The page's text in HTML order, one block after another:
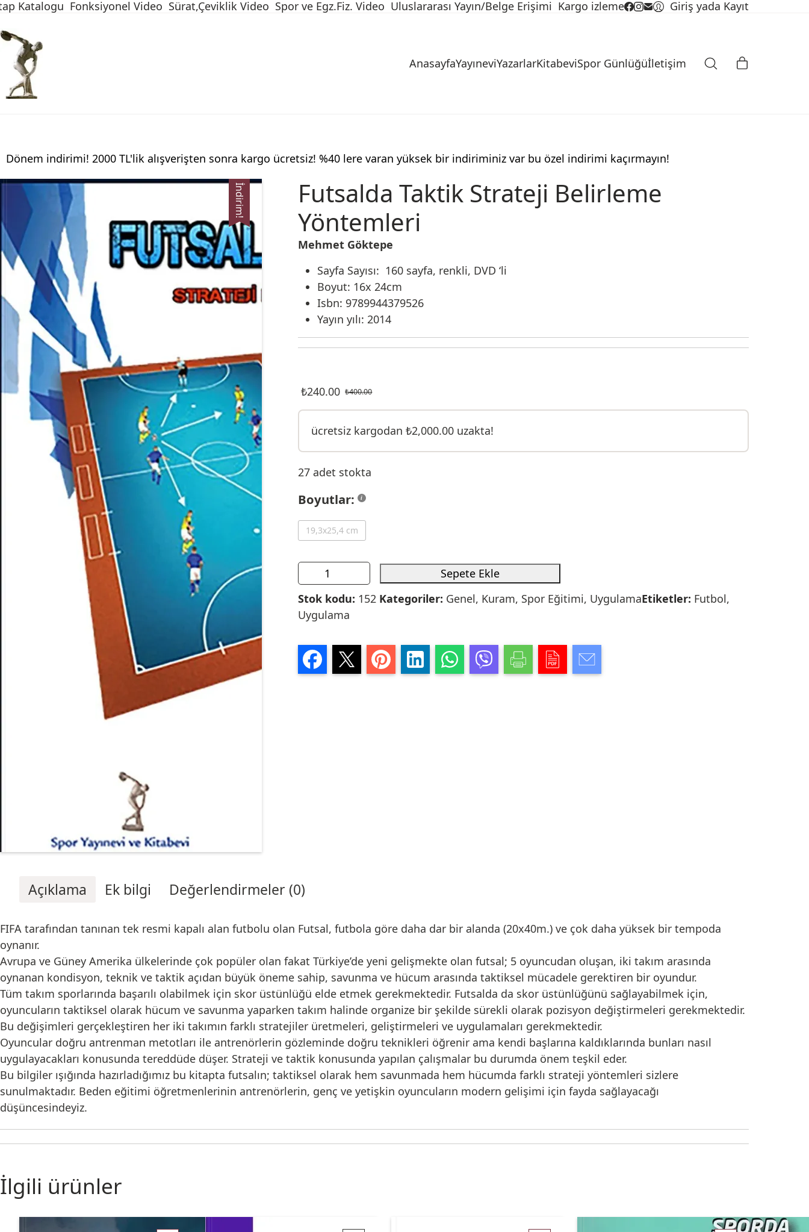
Katalogu Fonksiyonel Video Sürat,Çeviklik Video Spor ve Egz.Fiz. Video Uluslararası Yayın/Belge Erişimi Kargo izleme Giriş yada Kayıt
AnasayfaYayıneviYazarlarKitabeviSpor Günlüğüİletişim
Dönem indirimi! 2000 TL'lik alışverişten sonra kargo ücretsiz! %40 lere varan yüksek bir indiriminiz var bu özel indirimi kaçırmayın!
İndirim!
Futsalda Taktik Strateji Belirleme
Yöntemleri
Mehmet Göktepe
Sayfa Sayısı: 160 sayfa, renkli, DVD ‘li
Boyut: 16x 24cm
Isbn: 9789944379526
Yayın yılı: 2014
₺400.00
₺240.00
ücretsiz kargodan₺2,000.00 uzakta!
27 adet stokta
Boyutlar:
19,3x25,4 cm
Sepete Ekle
Stok kodu: 152 Kategoriler: Genel, Kuram, Spor Eğitimi, UygulamaEtiketler: Futbol,
Uygulama
Açıklama Ek bilgi Değerlendirmeler (0)
FIFA tarafından tanınan tek resmi kapalı alan futbolu olan Futsal, futbola göre daha dar bir alanda (20x40m.) ve çok daha yüksek bir tempoda
oynanır.
Avrupa ve Güney Amerika ülkelerinde çok popüler olan fakat Türkiye’de yeni gelişmekte olan futsal; 5 oyuncudan oluşan, iki takım arasında
oynanan kondisyon, teknik ve taktik açıdan büyük öneme sahip, savunma ve hücum arasında taktiksel mücadele gerektiren bir oyundur.
Tüm takım sporlarında başarılı olabilmek için skor üstünlüğü elde etmek gerekmektedir. Futsalda da skor üstünlüğünü sağlayabilmek için,
oyuncuların taktiksel olarak hücum ve savunma yaparken takım halinde organize bir şekilde sürekli olarak pozisyon değiştirmeleri gerekmektedir.
Bu değişimleri gerçekleştiren her iki takımın farklı stratejiler üretmeleri, geliştirmeleri ve uygulamaları gerekmektedir.
Oyuncular doğru antrenman metotları ile antrenörlerin gözleminde doğru teknikleri öğrenir ama kendi başlarına kaldıklarında bunları nasıl
uygulayacakları konusunda tereddüde düşer. Strateji ve taktik konusunda yapılan çalışmalar bu durumda önem teşkil eder.
Bu bilgiler ışığında hazırladığımız bu kitapta futsalın; taktiksel olarak hem savunmada hem hücumda farklı strateji yöntemleri sizlere
sunulmaktadır. Beden eğitimi öğretmenlerinin antrenörlerin, genç ve yetişkin oyuncuların modern gelişimi için fayda sağlayacağı
düşüncesindeyiz.
İlgili ürünler